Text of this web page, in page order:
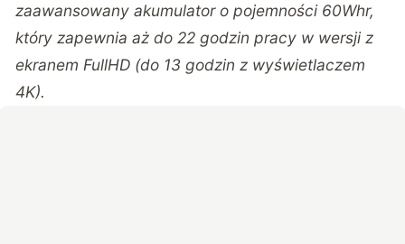
zaawansowany akumulator o pojemności 60Whr,
który zapewnia aż do 22 godzin pracy w wersji z
ekranem FullHD (do 13 godzin z wyświetlaczem
4K).